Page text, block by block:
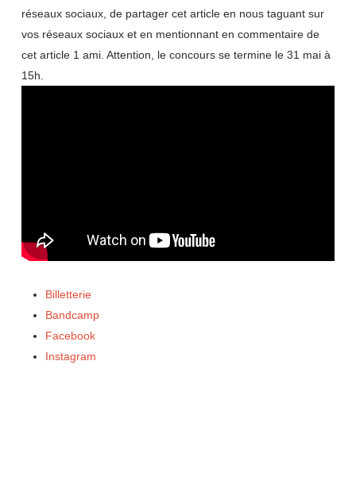
réseaux sociaux, de partager cet article en nous taguant sur
vos réseaux sociaux et en mentionnant en commentaire de
cet article 1 ami. Attention, le concours se termine le 31 mai à
15h.
Billetterie
Bandcamp
Facebook
Instagram